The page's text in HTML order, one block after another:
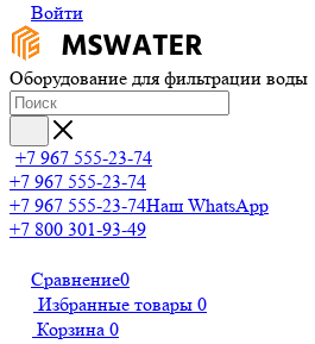
Войти
Оборудование для фильтрации воды
+7 967 555-23-74
+7 967 555-23-74
+7 967 555-23-74Наш WhatsApp
+7 800 301-93-49
Сравнение0
Избранные товары 0
Корзина 0